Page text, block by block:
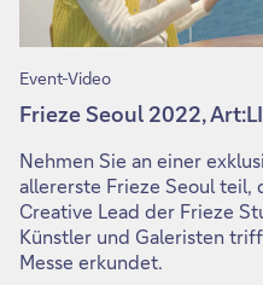
Event-Video
Frieze Seoul 2022,
Nehmen Sie an einer
allererste Frieze Seoul teil,
Creative Lead der Frieze
Künstler und Galeristen
Messe erkundet.